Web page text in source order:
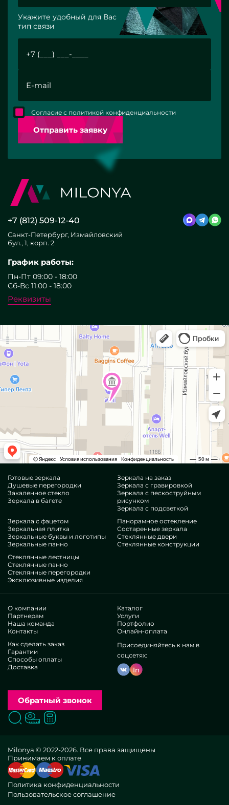
Укажите удобный для Вас
тип связи
Отправить заявку
Согласие с политикой конфиденциальности
+7 (812) 509-12-40
Санкт-Петербург, Измайловский
бул., 1, корп. 2
График работы:
Пн-Пт 09:00 - 18:00
Сб-Вс 11:00 - 18:00
Реквизиты
Готовые зеркала
Душевые перегородки
Закаленное стекло
Зеркала в багете
Зеркала на заказ
Зеркала с гравировкой
Зеркала с пескоструйным
рисунком
Зеркала с подсветкой
Зеркала с фацетом
Зеркальная плитка
Зеркальные буквы и логотипы
Зеркальные панно
Панорамное остекление
Состаренные зеркала
Стеклянные двери
Стеклянные конструкции
Стеклянные лестницы
Стеклянные панно
Стеклянные перегородки
Эксклюзивные изделия
О компании
Партнерам
Наша команда
Контакты
Каталог
Услуги
Портфолио
Онлайн-оплата
Как сделать заказ
Гарантии
Способы оплаты
Доставка
Присоединяйтесь к нам в
соцсетях:
In
Обратный звонок
ПоискВызвать замерщика
Milonya © 2022-2026. Все права защищены
Принимаем к оплате
Политика конфиденциальности
Пользовательское соглашение